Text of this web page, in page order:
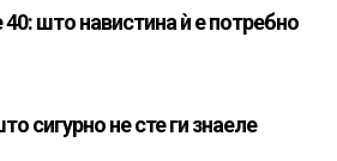
што навистина ѝ е потребно
сигурно не сте ги знаеле